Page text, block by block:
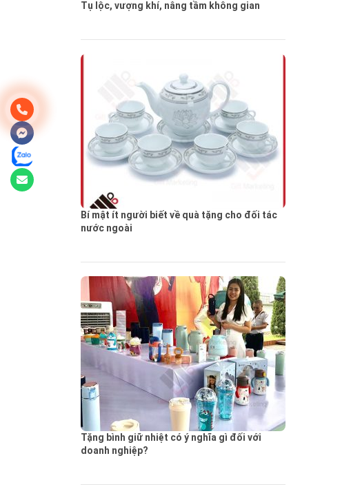
Tụ lộc, vượng khí, nâng tầm không gian
Bí mật ít người biết về quà tặng cho đối tác
nước ngoài
Tặng bình giữ nhiệt có ý nghĩa gì đối với
doanh nghiệp?